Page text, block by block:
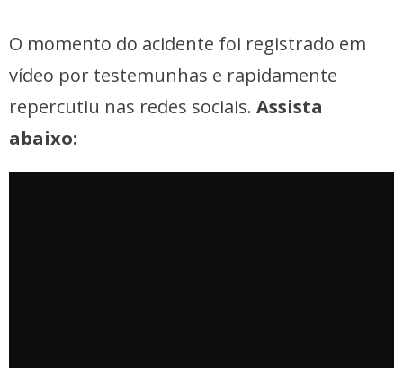
O momento do acidente foi registrado em
vídeo por testemunhas e rapidamente
repercutiu nas redes sociais. Assista
abaixo: